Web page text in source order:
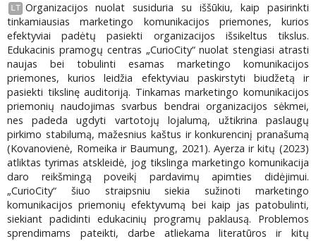
LT Organizacijos nuolat susiduria su iššūkiu, kaip pasirinkti
tinkamiausias marketingo komunikacijos priemones, kurios
efektyviai padėtų pasiekti organizacijos išsikeltus tikslus.
Edukacinis pramogų centras „CurioCity“ nuolat stengiasi atrasti
naujas bei tobulinti esamas marketingo komunikacijos
priemones, kurios leidžia efektyviau paskirstyti biudžetą ir
pasiekti tikslinę auditoriją. Tinkamas marketingo komunikacijos
priemonių naudojimas svarbus bendrai organizacijos sėkmei,
nes padeda ugdyti vartotojų lojalumą, užtikrina paslaugų
pirkimo stabilumą, mažesnius kaštus ir konkurencinį pranašumą
(Kovanovienė, Romeika ir Baumung, 2021). Ayerza ir kitų (2023)
atliktas tyrimas atskleidė, jog tikslinga marketingo komunikacija
daro reikšmingą poveikį pardavimų apimties didėjimui.
„CurioCity“ šiuo straipsniu siekia sužinoti marketingo
komunikacijos priemonių efektyvumą bei kaip jas patobulinti,
siekiant padidinti edukacinių programų paklausą. Problemos
sprendimams pateikti, darbe atliekama literatūros ir kitų